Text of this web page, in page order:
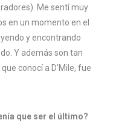
Me sentí muy
en un momento en el
y encontrando
Y además son tan
conocí a D'Mile, fue
que ser el último?